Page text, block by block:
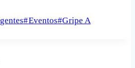
#Eventos#Gripe A